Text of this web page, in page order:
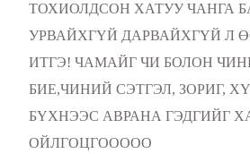
ТОХИОЛДСОН ХАТУУ ЧАНГА
УРВАЙХГҮЙ ДАРВАЙХГҮЙ Л
ИТГЭ! ЧАМАЙГ ЧИ БОЛОН
БИЕ,ЧИНИЙ СЭТГЭЛ, ЗОРИГ,
БҮХНЭЭС АВРАНА ГЭДГИЙГ
ОЙЛГОЦГООООО